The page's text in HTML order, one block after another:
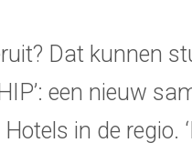
Dat kunnen
een nieuw
Hotels in de regio.